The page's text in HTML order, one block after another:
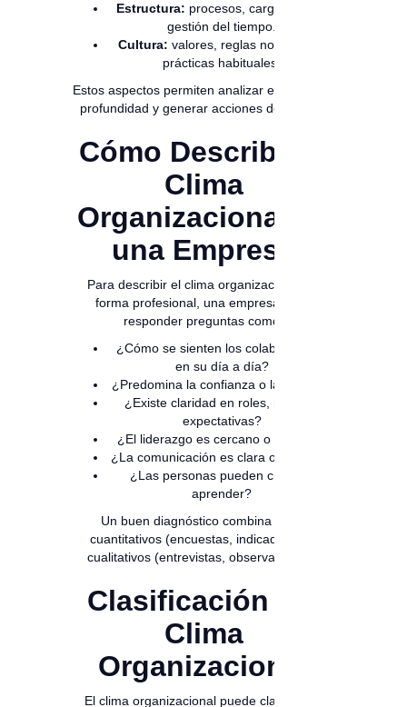
Estructura: procesos, carga laboral,
gestión del tiempo.
Cultura: valores, reglas no escritas,
prácticas habituales.
Estos aspectos permiten analizar el clima con
profundidad y generar acciones de mejora.
Cómo Describir el
Clima
Organizacional de
una Empresa
Para describir el clima organizacional de
forma profesional, una empresa debe
responder preguntas como:
¿Cómo se sienten los colaboradores
en su día a día?
¿Predomina la confianza o la tensión?
¿Existe claridad en roles, metas y
expectativas?
¿El liderazgo es cercano o distante?
¿La comunicación es clara o confusa?
¿Las personas pueden crecer y
aprender?
Un buen diagnóstico combina datos
cuantitativos (encuestas, indicadores) y
cualitativos (entrevistas, observaciones).
Clasificación del
Clima
Organizacional
El clima organizacional puede clasificarse